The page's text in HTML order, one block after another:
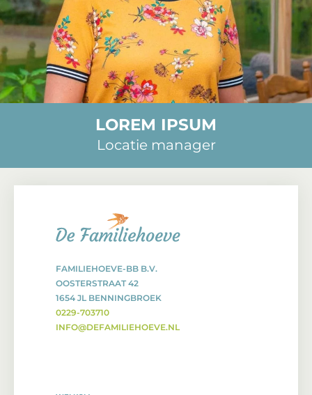
LOREM IPSUM
Locatie manager
FAMILIEHOEVE-BB B.V.
OOSTERSTRAAT 42
1654 JL BENNINGBROEK
0229-703710
INFO@DEFAMILIEHOEVE.NL